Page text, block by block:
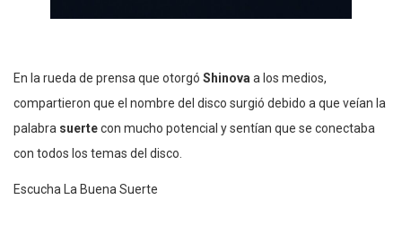
En la rueda de prensa que otorgó Shinovaa los medios,
compartieron que el nombre del disco surgió debido a que veían la
palabra suertecon mucho potencial y sentían que se conectaba
con todos los temas del disco.
Escucha La Buena Suerte